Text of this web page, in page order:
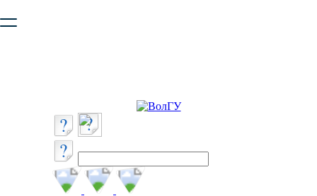
безопасную работу с сайтом. Пожалуйста